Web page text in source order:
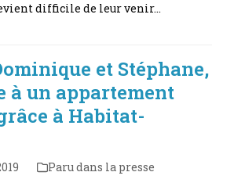
difficile de leur venir…
et Stéphane,
à un appartement
à Habitat-
Paru dans la presse